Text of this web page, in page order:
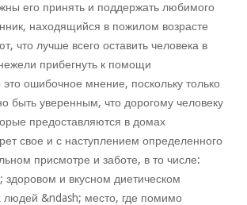
его принять и поддержать любимого
находящийся в пожилом возрасте
что лучше всего оставить человека в
прибегнуть к помощи
ошибочное мнение, поскольку только
быть уверенным, что дорогому человеку
предоставляются в домах
свое и с наступлением определенного
присмотре и заботе, в то числе:
и вкусном диетическом
&ndash; место, где помимо